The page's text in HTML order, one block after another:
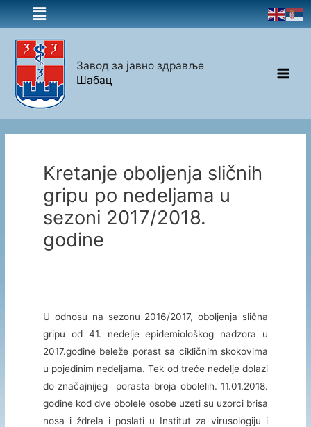
Завод за јавно здравље
Шабац
Kretanje oboljenja sličnih
gripu po nedeljama u
sezoni 2017/2018.
godine
U odnosu na sezonu 2016/2017, oboljenja slična
gripu od 41. nedelje epidemiološkog nadzora u
2017.godine beleže porast sa cikličnim skokovima
u pojedinim nedeljama. Tek od treće nedelje dolazi
do značajnijeg porasta broja obolelih. 11.01.2018.
godine kod dve obolele osobe uzeti su uzorci brisa
nosa i ždrela i poslati u Institut za virusologiju i